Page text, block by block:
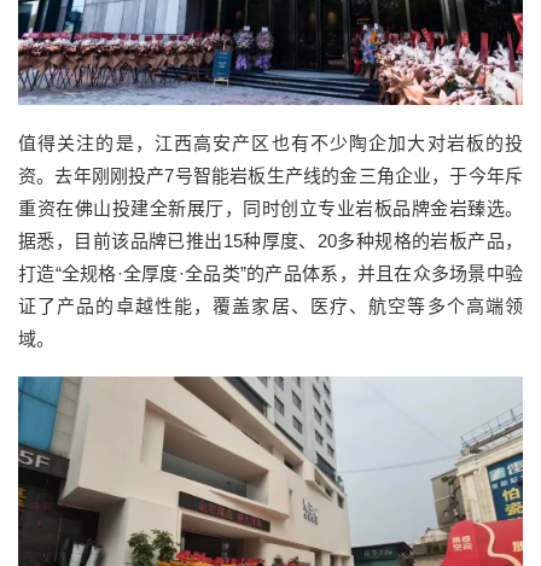
值得关注的是，江西高安产区也有不少陶企加大对岩板的投
资。去年刚刚投产7号智能岩板生产线的金三角企业，于今年斥
重资在佛山投建全新展厅，同时创立专业岩板品牌金岩臻选。
据悉，目前该品牌已推出15种厚度、 20多种规格的岩板产品，
打造“全规格·全厚度·全品类”的产品体系， 并且在众多场景中验
证了 产品的卓越性能，覆盖家居、医疗、航空等多个高端领
域。